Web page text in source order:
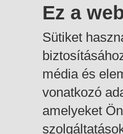
Ez a
Sütiket
média és
vonatkozó
amelyeket